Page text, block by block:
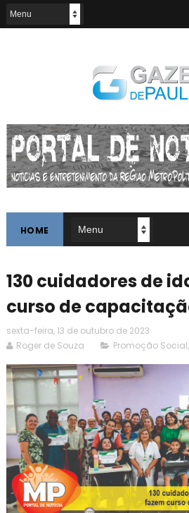
HOME
130 cuidadores de
curso de
sexta-feira, 13 de outubro de 2023
Roger de Souza
Promoção Social,